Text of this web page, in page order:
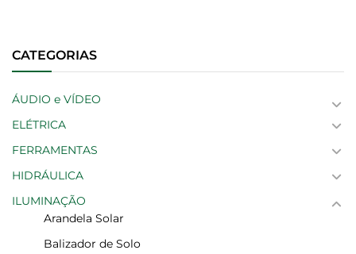
CATEGORIAS
ÁUDIO e VÍDEO
ELÉTRICA
FERRAMENTAS
HIDRÁULICA
ILUMINAÇÃO
Arandela Solar
Balizador de Solo